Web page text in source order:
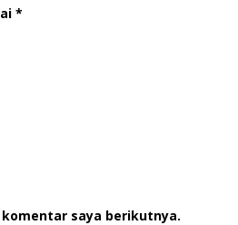
*
saya berikutnya.